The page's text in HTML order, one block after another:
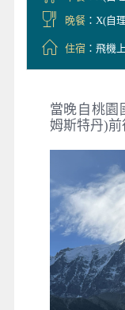
晚餐：X(自
住宿：飛機上
當晚自桃園
姆斯特丹)前